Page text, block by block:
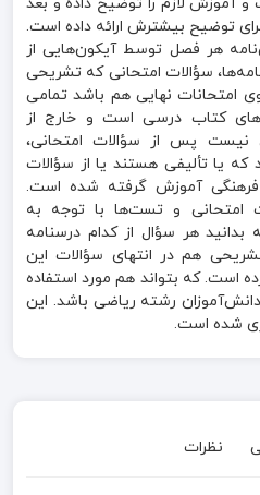
توضیح بیشترش ارائه داده است.
هر فصل توسط آیکون‌هایی از
سؤالات امتحانی که تشریحی
امتحانات نهایی هم باشد تمامی
کتاب درسی است و خارج از
پس از سؤالات امتحانی،
یا تألیفی هستند یا از سؤالات
فرهنگی آموزش گرفته شده است.
امتحانی و تست‌ها با توجه به
هر سؤال از کدام درسنامه
هم در انتهای سؤالات این
است. که بتواند هم مورد استفاده
رشته ریاضی باشد. این
شده است.
نظرات